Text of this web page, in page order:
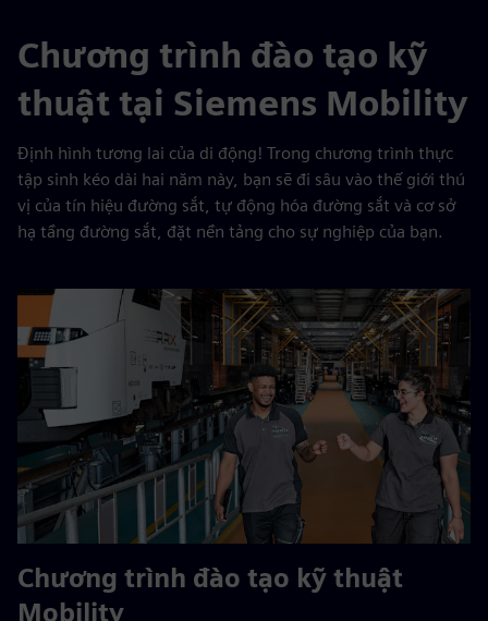
Chương trình đào tạo kỹ
thuật tại Siemens Mobility
Định hình tương lai của di động! Trong chương trình thực
tập sinh kéo dài hai năm này, bạn sẽ đi sâu vào thế giới thú
vị của tín hiệu đường sắt, tự động hóa đường sắt và cơ sở
hạ tầng đường sắt, đặt nền tảng cho sự nghiệp của bạn.
Chương trình đào tạo kỹ thuật
Mobility